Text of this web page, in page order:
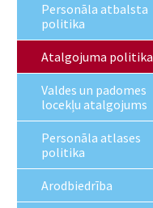
Personāla atbalsta
politika
Atalgojuma politika
Valdes un padomes
locekļu atalgojums
Personāla atlases
politika
Arodbiedrība